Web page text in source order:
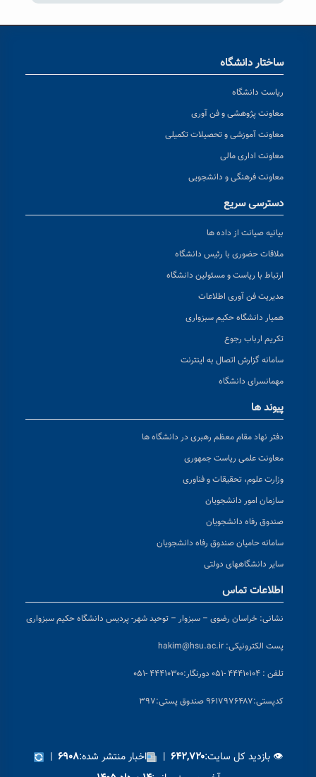
ساختار دانشگاه
ریاست دانشگاه
معاونت پژوهشی و فن آوری
معاونت آموزشی و تحصیلات تکمیلی
معاونت اداری مالی
معاونت فرهنگی و دانشجویی
دسترسی سریع
بیانیه صیانت از داده ها
ملاقات حضوری با رئیس دانشگاه
ارتباط با ریاست و مسئولین دانشگاه
مدیریت فن آوری اطلاعات
همیار دانشگاه حکیم سبزواری
تکریم ارباب رجوع
سامانه گزارش اتصال به اینترنت
مهمانسرای دانشگاه
پیوند ها
دفتر نهاد مقام معظم رهبری در دانشگاه ها
معاونت علمی ریاست جمهوری
وزارت علوم، تحقیقات و فناوری
سازمان امور دانشجویان
صندوق رفاه دانشجویان
سامانه حامیان صندوق رفاه دانشجویان
سایر دانشگاههای دولتی
اطلاعات تماس
نشانی: خراسان رضوی – سبزوار – توحید شهر- پردیس دانشگاه حکیم سبزواری
پست الکترونیکی: hakim@hsu.ac.ir
تلفن : ۴۴۴۱۰۱۰۴ -۰۵۱ دورنگار:۴۴۴۱۰۳۰۰ -۰۵۱
کدپستی:۹۶۱۷۹۷۶۴۸۷ صندوق پستی:۳۹۷
👁 بازدید کل سایت:۶۴۲,۷۲۰ | اخبار منتشر شده:۶۹۰۸ |